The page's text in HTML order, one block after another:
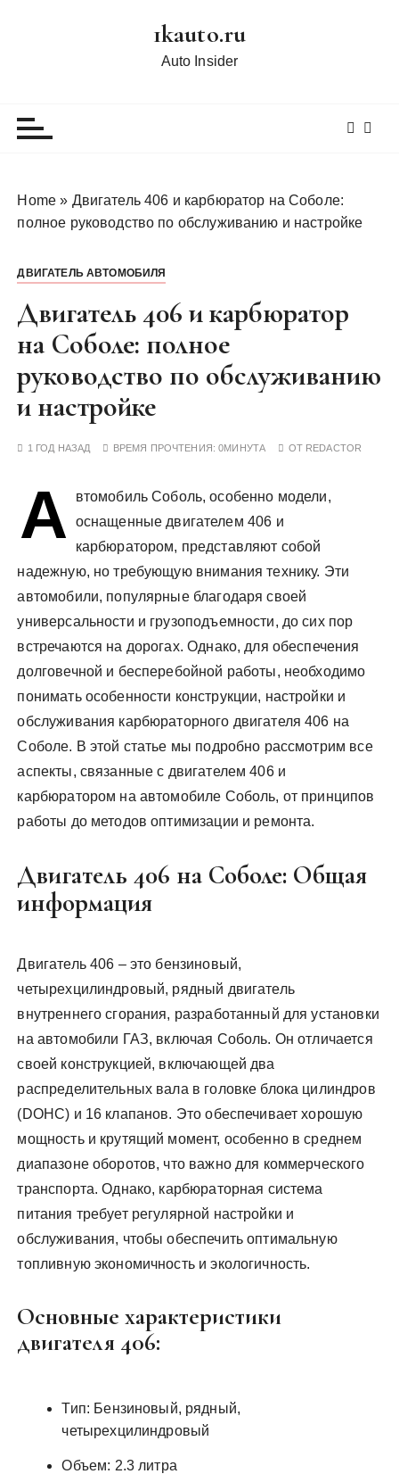
1kauto.ru
Auto Insider
Home » Двигатель 406 и карбюратор на Соболе:
полное руководство по обслуживанию и настройке
ДВИГАТЕЛЬ АВТОМОБИЛЯ
Двигатель 406 и карбюратор
на Соболе: полное
руководство по обслуживанию
и настройке
1 ГОД НАЗАД ВРЕМЯ ПРОЧТЕНИЯ:0МИНУТА ОТ REDACTOR
А
втомобиль Соболь, особенно модели,
оснащенные двигателем 406 и
карбюратором, представляют собой
надежную, но требующую внимания технику. Эти
автомобили, популярные благодаря своей
универсальности и грузоподъемности, до сих пор
встречаются на дорогах. Однако, для обеспечения
долговечной и бесперебойной работы, необходимо
понимать особенности конструкции, настройки и
обслуживания карбюраторного двигателя 406 на
Соболе. В этой статье мы подробно рассмотрим все
аспекты, связанные с двигателем 406 и
карбюратором на автомобиле Соболь, от принципов
работы до методов оптимизации и ремонта.
Двигатель 406 на Соболе: Общая
информация
Двигатель 406 – это бензиновый,
четырехцилиндровый, рядный двигатель
внутреннего сгорания, разработанный для установки
на автомобили ГАЗ, включая Соболь. Он отличается
своей конструкцией, включающей два
распределительных вала в головке блока цилиндров
(DOHC) и 16 клапанов. Это обеспечивает хорошую
мощность и крутящий момент, особенно в среднем
диапазоне оборотов, что важно для коммерческого
транспорта. Однако, карбюраторная система
питания требует регулярной настройки и
обслуживания, чтобы обеспечить оптимальную
топливную экономичность и экологичность.
Основные характеристики
двигателя 406:
Тип: Бензиновый, рядный,
четырехцилиндровый
Объем: 2.3 литра